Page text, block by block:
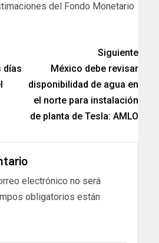
del Fondo Monetario
días
Siguiente
México debe revisar
disponibilidad de agua en
el norte para instalación
de planta de Tesla: AMLO
electrónico no será
obligatorios están